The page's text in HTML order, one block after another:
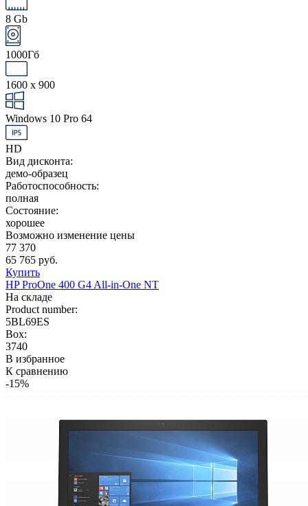
8 Gb
1000Гб
1600 x 900
Windows 10 Pro 64
HD
Вид дисконта:
демо-образец
Работоспособность:
полная
Состояние:
хорошее
Возможно изменение цены
77 370
65 765 руб.
Купить
HP ProOne 400 G4 All-in-One NT
На складе
Product number:
5BL69ES
Box:
3740
В избранное
К сравнению
-15%